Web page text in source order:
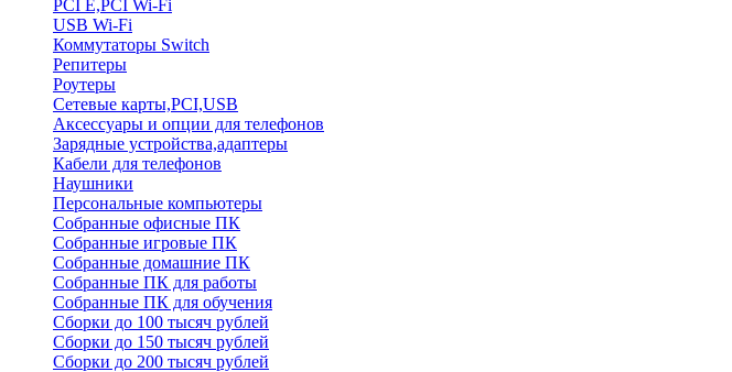
PCI E,PCI Wi-Fi
USB Wi-Fi
Коммутаторы Switch
Репитеры
Роутеры
Сетевые карты,PCI,USB
Аксессуары и опции для телефонов
Зарядные устройства,адаптеры
Кабели для телефонов
Наушники
Персональные компьютеры
Собранные офисные ПК
Собранные игровые ПК
Собранные домашние ПК
Собранные ПК для работы
Собранные ПК для обучения
Сборки до 100 тысяч рублей
Сборки до 150 тысяч рублей
Сборки до 200 тысяч рублей